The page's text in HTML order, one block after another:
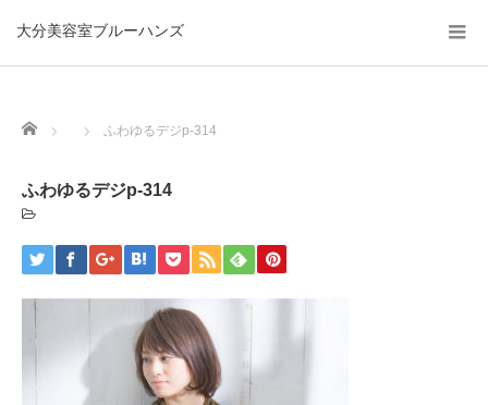
大分美容室ブルーハンズ
Home ふわゆるデジp-314
ふわゆるデジp-314